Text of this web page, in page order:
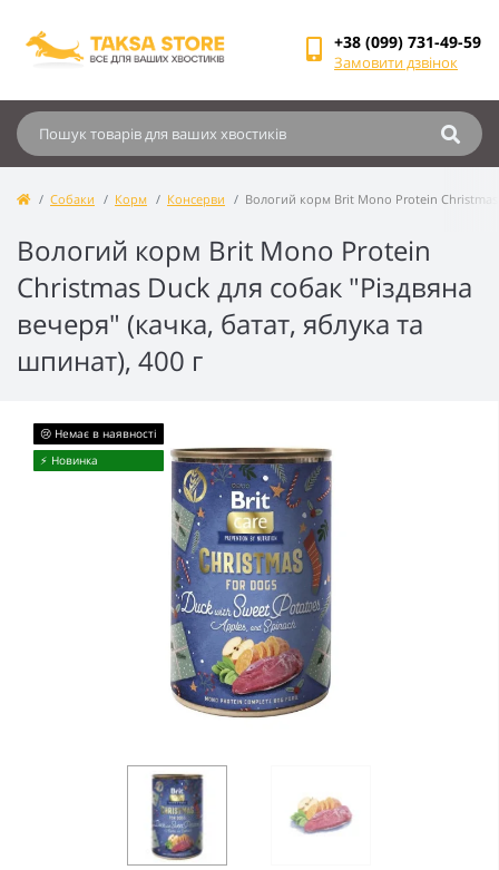
+38 (099) 731-49-59
Замовити дзвінок
Собаки Корм Консерви Вологий корм Brit Mono Protein Christmas
Вологий корм Brit Mono Protein
Christmas Duck для собак "Різдвяна
вечеря" (качка, батат, яблука та
шпинат), 400 г
😢 Немає в наявності
⚡️ Новинка